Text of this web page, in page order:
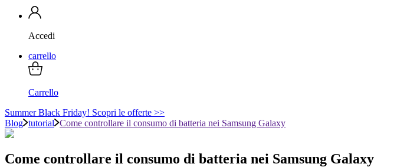
Accedi
carrello
Carrello
Summer Black Friday! Scopri le offerte >>
Blog tutorial Come controllare il consumo di batteria nei Samsung Galaxy
Come controllare il consumo di batteria nei Samsung Galaxy